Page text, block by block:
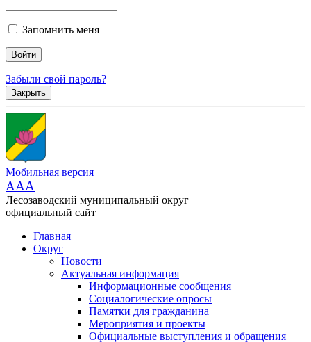
Запомнить меня
Забыли свой пароль?
Закрыть
Мобильная версия
AAA
Лесозаводский муниципальный округ
официальный сайт
Главная
Округ
Новости
Актуальная информация
Информационные сообщения
Социалогические опросы
Памятки для гражданина
Мероприятия и проекты
Официальные выступления и обращения